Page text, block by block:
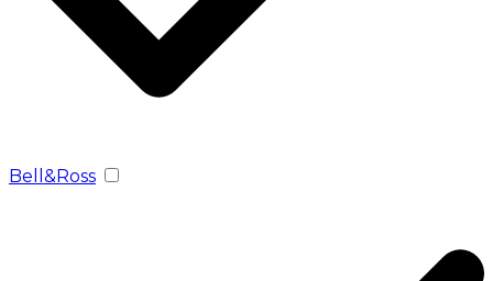
Bell&Ross